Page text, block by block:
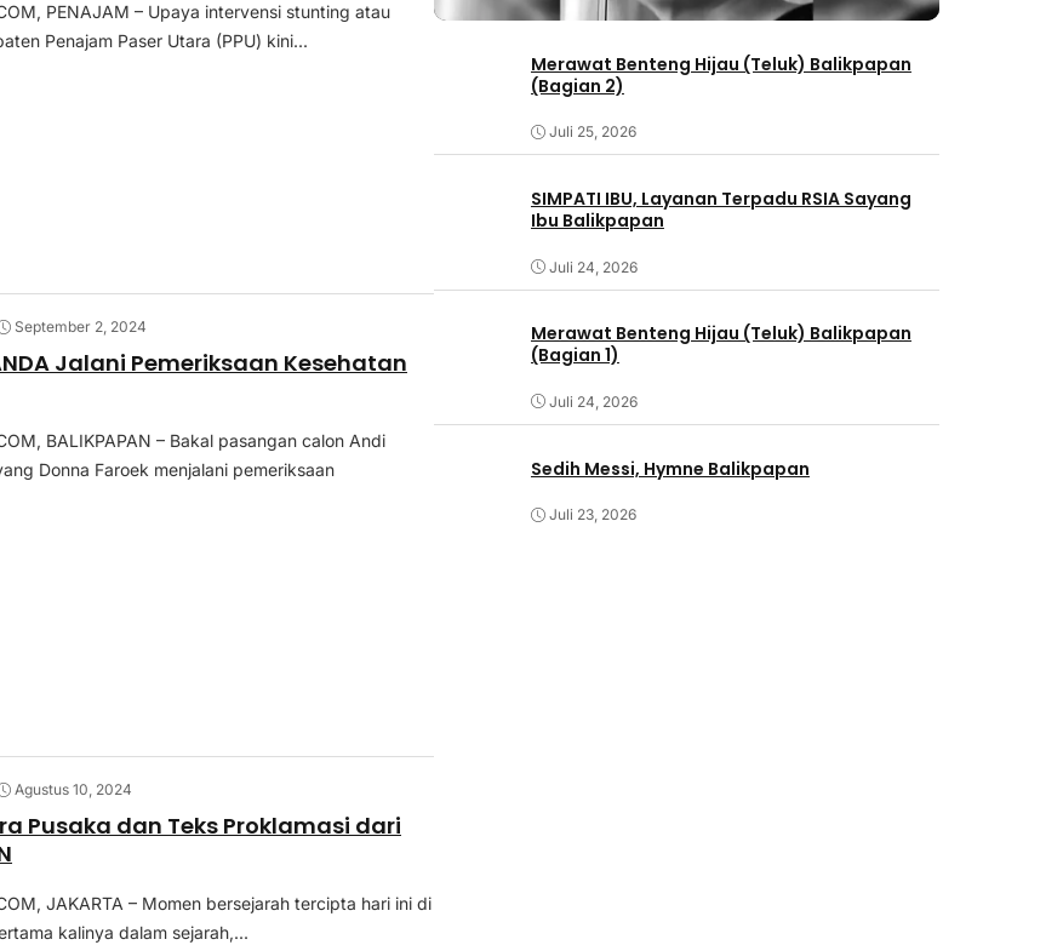
PENAJAM – Upaya intervensi stunting atau
Penajam Paser Utara (PPU) kini...
September 2, 2024
Jalani Pemeriksaan Kesehatan
BALIKPAPAN – Bakal pasangan calon Andi
Donna Faroek menjalani pemeriksaan
Agustus 10, 2024
Pusaka dan Teks Proklamasi dari
JAKARTA – Momen bersejarah tercipta hari ini di
kalinya dalam sejarah,...
Merawat Benteng Hijau (Teluk) Balikpapan
(Bagian 2)
Juli 25, 2026
SIMPATI IBU, Layanan Terpadu RSIA Sayang
Ibu Balikpapan
Juli 24, 2026
Merawat Benteng Hijau (Teluk) Balikpapan
(Bagian 1)
Juli 24, 2026
Sedih Messi, Hymne Balikpapan
Juli 23, 2026